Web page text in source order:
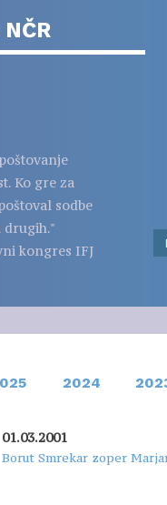
Ko gre za
sodbe
drugih."
kongres IFJ
2024
01.03.2001
Borut Smrekar zoper